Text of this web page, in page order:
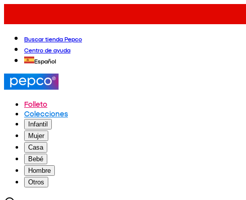
Buscar tienda Pepco
Centro de ayuda
Español
Folleto
Colecciones
Infantil
Mujer
Casa
Bebé
Hombre
Otros